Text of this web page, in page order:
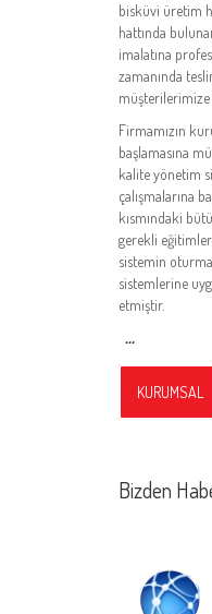
bisküvi üretim
hattında
imalatına
zamanında
Firmamızın
başlamasına
kalite yönetim
çalışmalarına
kısmındaki
gerekli
sistemin
sistemlerine
etmiştir.
...
KURUMSAL
Bizden